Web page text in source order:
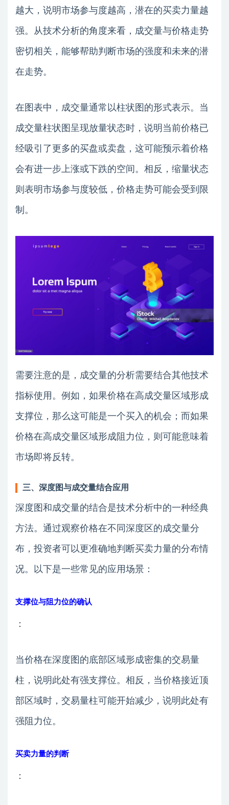
越大，说明市场参与度越高，潜在的买卖力量越
强。从技术分析的角度来看，成交量与价格走势
密切相关，能够帮助判断市场的强度和未来的潜
在走势。
在图表中，成交量通常以柱状图的形式表示。当
成交量柱状图呈现放量状态时，说明当前价格已
经吸引了更多的买盘或卖盘，这可能预示着价格
会有进一步上涨或下跌的空间。相反，缩量状态
则表明市场参与度较低，价格走势可能会受到限
制。
需要注意的是，成交量的分析需要结合其他技术
指标使用。例如，如果价格在高成交量区域形成
支撑位，那么这可能是一个买入的机会；而如果
价格在高成交量区域形成阻力位，则可能意味着
市场即将反转。
三、深度图与成交量结合应用
深度图和成交量的结合是技术分析中的一种经典
方法。通过观察价格在不同深度区的成交量分
布，投资者可以更准确地判断买卖力量的分布情
况。以下是一些常见的应用场景：
支撑位与阻力位的确认
：
当价格在深度图的底部区域形成密集的交易量
柱，说明此处有强支撑位。相反，当价格接近顶
部区域时，交易量柱可能开始减少，说明此处有
强阻力位。
买卖力量的判断
：